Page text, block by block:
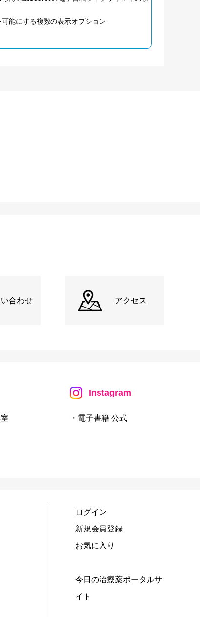
能にする複数の表示オプション
合わせ アクセス
Instagram
・電子書籍 公式
ログイン
新規会員登録
お気に入り
今日の治療薬ポータルサ
イト